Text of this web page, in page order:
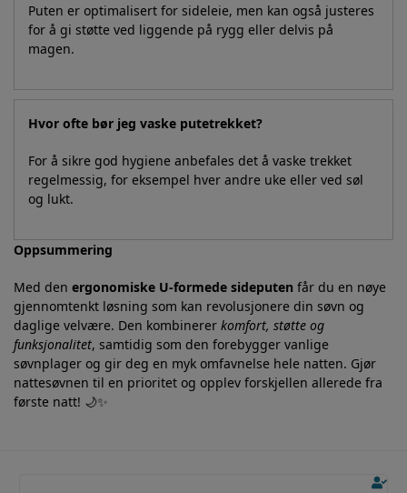
Puten er optimalisert for sideleie, men kan også justeres
for å gi støtte ved liggende på rygg eller delvis på
magen.
Hvor ofte bør jeg vaske putetrekket?
For å sikre god hygiene anbefales det å vaske trekket
regelmessig, for eksempel hver andre uke eller ved søl
og lukt.
Oppsummering
Med den ergonomiske U-formede sideputen får du en nøye
gjennomtenkt løsning som kan revolusjonere din søvn og
daglige velvære. Den kombinerer komfort, støtte og
funksjonalitet, samtidig som den forebygger vanlige
søvnplager og gir deg en myk omfavnelse hele natten. Gjør
nattesøvnen til en prioritet og opplev forskjellen allerede fra
første natt! 🌙✨